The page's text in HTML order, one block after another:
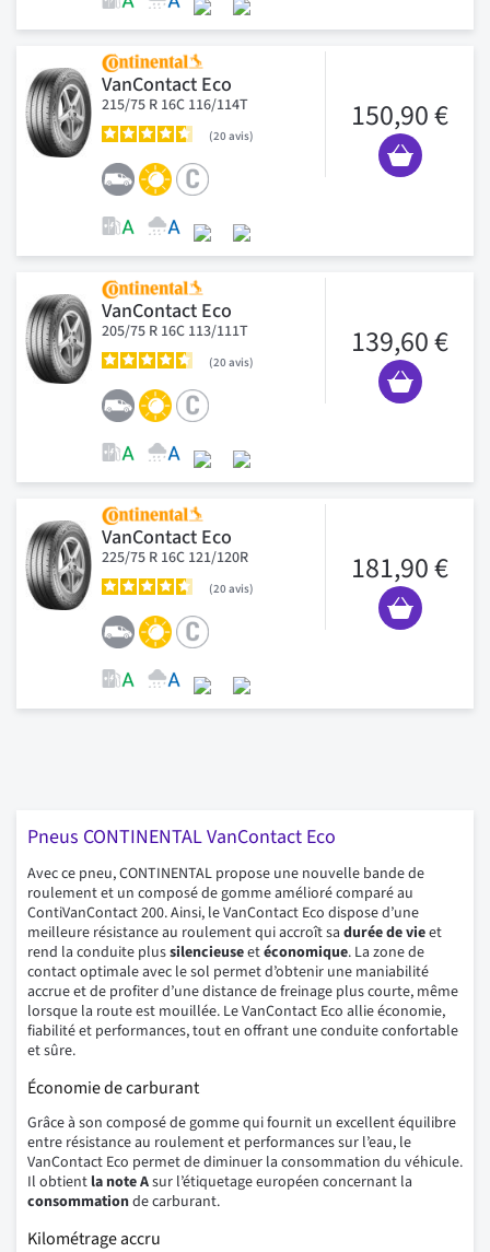
VanContact Eco
215/75 R 16C 116/114T
20avis
150,90 €
VanContact Eco
205/75 R 16C 113/111T
20avis
139,60 €
VanContact Eco
225/75 R 16C 121/120R
20avis
181,90 €
Pneus CONTINENTAL VanContact Eco
Avec ce pneu, CONTINENTAL propose une nouvelle bande de
roulement et un composé de gomme amélioré comparé au
ContiVanContact 200. Ainsi, le VanContact Eco dispose d’une
meilleure résistance au roulement qui accroît sa durée de vieet
rend la conduite plussilencieuseetéconomique. La zone de
contact optimale avec le sol permet d’obtenir une maniabilité
accrue et de profiter d’une distance de freinage plus courte, même
lorsque la route est mouillée. Le VanContact Eco allie économie,
fiabilité et performances, tout en offrant une conduite confortable
et sûre.
Économie de carburant
Grâce à son composé de gomme qui fournit un excellent équilibre
entre résistance au roulement et performances sur l’eau, le
VanContact Eco permet de diminuer la consommation du véhicule.
Il obtient la note Asur l’étiquetage européen concernant la
consommationde carburant.
Kilométrage accru